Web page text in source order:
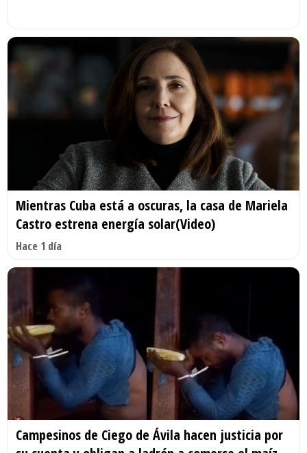
Mientras Cuba está a oscuras, la casa de Mariela
Castro estrena energía solar(Video)
Hace 1 día
Campesinos de Ciego de Ávila hacen justicia por